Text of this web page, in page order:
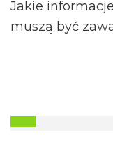
Jakie
muszą być